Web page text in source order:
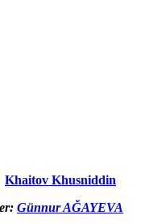
Khaitov Khusniddin
Günnur AĞAYEVA